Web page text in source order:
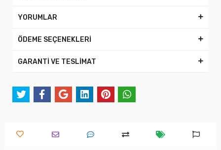
YORUMLAR
ÖDEME SEÇENEKLERİ
GARANTİ VE TESLİMAT